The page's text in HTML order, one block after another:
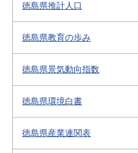
徳島県推計人口
徳島県教育の歩み
徳島県景気動向指数
徳島県環境白書
徳島県産業連関表